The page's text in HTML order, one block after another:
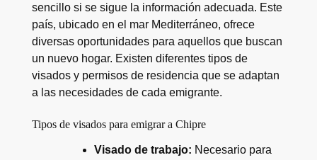
sencillo si se sigue la información adecuada. Este
país, ubicado en el mar Mediterráneo, ofrece
diversas oportunidades para aquellos que buscan
un nuevo hogar. Existen diferentes tipos de
visados y permisos de residencia que se adaptan
a las necesidades de cada emigrante.
Tipos de visados para emigrar a Chipre
Visado de trabajo: Necesario para